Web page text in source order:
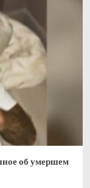
об умершем